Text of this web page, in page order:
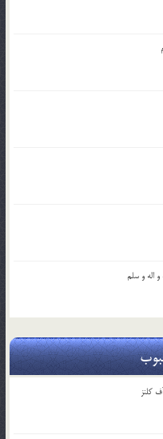
اله و سلم
کلنز